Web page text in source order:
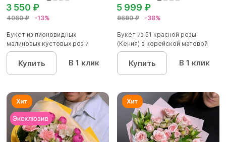
4060 ₽ -13%
3 550 ₽
Букет из пионовидных
малиновых кустовых роз и
альстроме...
Купить В 1 клик
9690 ₽ -38%
5 999 ₽
Букет из 51 красной розы
(Кения) в корейской матовой
уп...
Купить В 1 клик